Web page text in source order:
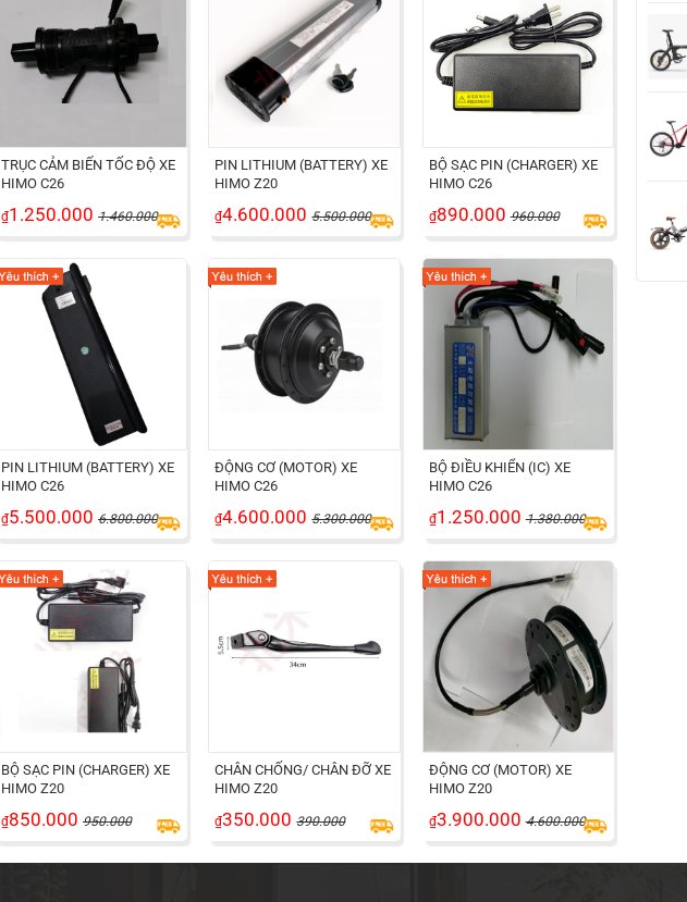
TRỤC CẢM BIẾN TỐC ĐỘ XE
HIMO C26
₫1.250.000 1.460.000
PIN LITHIUM (BATTERY) XE
HIMO Z20
₫4.600.000 5.500.000
BỘ SẠC PIN (CHARGER) XE
HIMO C26
₫890.000 960.000
PIN LITHIUM (BATTERY) XE
HIMO C26
₫5.500.000 6.800.000
ĐỘNG CƠ (MOTOR) XE
HIMO C26
₫4.600.000 5.300.000
BỘ ĐIỀU KHIỂN (IC) XE
HIMO C26
₫1.250.000 1.380.000
BỘ SẠC PIN (CHARGER) XE
HIMO Z20
₫850.000 950.000
CHÂN CHỐNG/ CHÂN ĐỠ XE
HIMO Z20
₫350.000 390.000
ĐỘNG CƠ (MOTOR) XE
HIMO Z20
₫3.900.000 4.600.000